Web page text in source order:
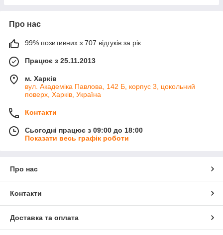
Про нас
99% позитивних з 707 відгуків за рік
Працює з 25.11.2013
м. Харків
вул. Академіка Павлова, 142 Б, корпус 3, цокольний
поверх, Харків, Україна
Контакти
Сьогодні працює з 09:00 до 18:00
Показати весь графік роботи
Про нас
Контакти
Доставка та оплата